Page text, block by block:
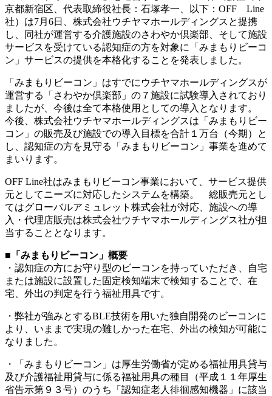
京都新宿区、代表取締役社長：石塚孝一、以下：OFF Line
社）は7月6日、株式会社ウチヤマホールディングスと提携
し、同社が運営する介護施設のさわやか倶楽部、そして施設
サービスを受けている認知症の方を対象に「みまもりビーコ
ン」サービスの提供を本格化することを発表しました。
「みまもりビーコン」はすでにウチヤマホールディングスが
運営する「さわやか倶楽部」の７施設に試験導入されており
ましたが、今後は全て本格使用としての導入となります。
今後、株式会社ウチヤマホールディングスは「みまもりビー
コン」の販売及び施設での導入目標を合計１万台（今期）と
し、認知症の方を見守る「みまもりビーコン」事業を進めて
まいります。
OFF Line社はみまもりビーコン事業において、サービス提供
元としてニーズに対応したシステムを構築。 総販売元とし
てはグローバルアミュレット株式会社が対応、施設への導
入・代理店販売は株式会社ウチヤマホールディングス社が担
当することとなります。
■「みまもりビーコン」概要
・認知症の方にお守り型のビーコンを持っていただき、自宅
または施設に設置した固定検知端末で検知することで、在
宅、外出の判定を行う福祉用具です。
・弊社が強みとするBLE技術を用いた独自開発のビーコンに
より、いままで実現の難しかった在宅、外出の検知が可能に
なりました。
・「みまもりビーコン」は厚生労働省が定める福祉用具貸与
及び介護福祉用貸与に係る福祉用具の種目（平成１１年厚生
省告示第９３号）のうち「認知症老人徘徊感知機器」に該当